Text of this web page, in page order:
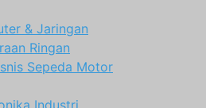
& Jaringan
Ringan
Sepeda Motor
Industri